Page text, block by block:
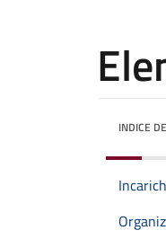
INDICE